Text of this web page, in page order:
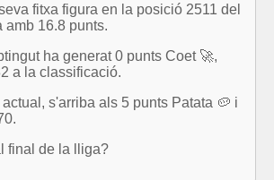
fitxa figura en la posició 2511 del
amb 16.8 punts.
ha generat 0 punts Coet 🚀,
a la classificació.
s'arriba als 5 punts Patata 🥔 i
final de la lliga?